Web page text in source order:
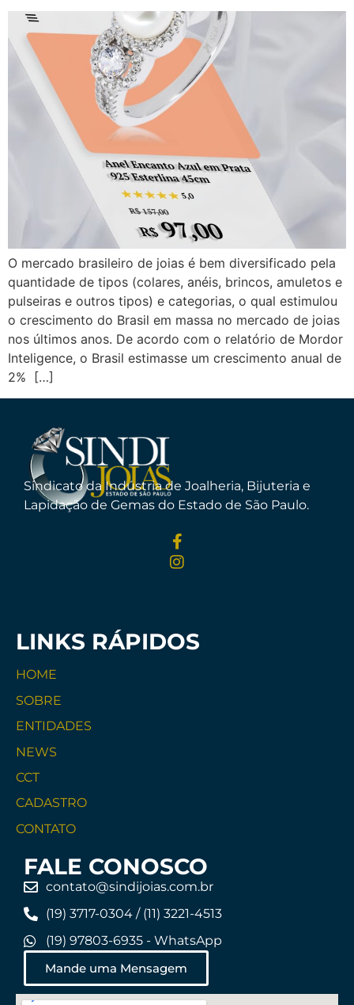
O mercado brasileiro de joias é bem diversificado pela
quantidade de tipos (colares, anéis, brincos, amuletos e
pulseiras e outros tipos) e categorias, o qual estimulou
o crescimento do Brasil em massa no mercado de joias
nos últimos anos. De acordo com o relatório de Mordor
Inteligence, o Brasil estimasse um crescimento anual de
2% […]
Sindicato da Indústria de Joalheria, Bijuteria e
Lapidação de Gemas do Estado de São Paulo.
LINKS RÁPIDOS
HOME
SOBRE
ENTIDADES
NEWS
CCT
CADASTRO
CONTATO
FALE CONOSCO
contato@sindijoias.com.br
(19) 3717-0304 / (11) 3221-4513
(19) 97803-6935 - WhatsApp
Mande uma Mensagem